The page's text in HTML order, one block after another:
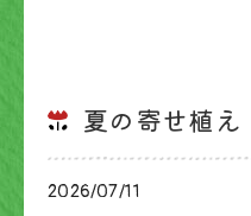
夏の寄せ植え
2026/07/11